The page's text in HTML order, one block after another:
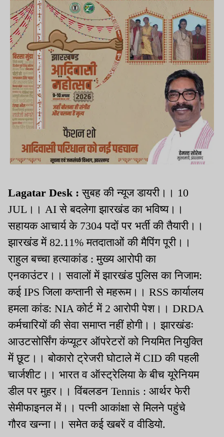
Lagatar Desk :सुबह की न्यूज डायरी।। 10
JUL।। AI से बदलेगा झारखंड का भविष्य।।
सहायक आचार्य के 7304 पदों पर भर्ती की तैयारी।।
झारखंड में 82.11% मतदाताओं की मैपिंग पूरी।।
राहुल बच्चा हत्याकांड : मुख्य आरोपी का
एनकाउंटर।। सवालों में झारखंड पुलिस का निजाम:
कई IPS जिला कप्तानी से महरूम।। RSS कार्यालय
हमला कांड: NIA कोर्ट में 2 आरोपी पेश।। DRDA
कर्मचारियों की सेवा समाप्त नहीं होगी।। झारखंडः
आउटसोर्सिंग कंप्यूटर ऑपरेटरों को नियमित नियुक्ति
में छूट।। बोकारो ट्रेजरी घोटाले में CID की पहली
चार्जशीट।। भारत व ऑस्ट्रेलिया के बीच यूरेनियम
डील पर मुहर।। विंबलडन Tennis : आर्थर फेरी
सेमीफाइनल में।। पत्नी आकांक्षा से मिलने पहुंचे
गौरव खन्ना।। समेत कई खबरें व वीडियो.